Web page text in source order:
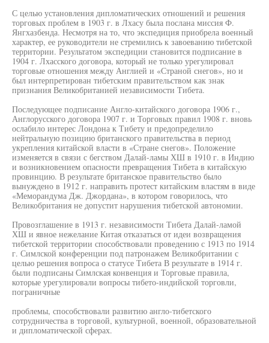
С целью установления дипломатических отношений и решения
торговых проблем в 1903 г. в Лхасу была послана миссия Ф.
Янгхазбенда. Несмотря на то, что экспедиция приобрела военный
характер, ее руководители не стремились к завоеванию тибетской
территории. Результатом экспедиции становится подписание в
1904 г. Лхасского договора, который не только урегулировал
торговые отношения между Англией и «Страной снегов», но и
был интерпретирован тибетским правительством как знак
признания Великобританией независимости Тибета.
Последующее подписание Англо-китайского договора 1906 г.,
Англорусского договора 1907 г. и Торговых правил 1908 г. вновь
ослабило интерес Лондона к Тибету и предопределило
нейтральную позицию британского правительства в период
укрепления китайской власти в «Стране снегов». Положение
изменяется в связи с бегством Далай-ламы ХШ в 1910 г. в Индию
и возникновением опасности превращения Тибета в китайскую
провинцию. В результате британское правительство было
вынуждено в 1912 г. направить протест китайским властям в виде
«Меморандума Дж. Джордана», в котором говорилось, что
Великобритания не допустит нарушения тибетской автономии.
Провозглашение в 1913 г. независимости Тибета Далай-ламой
ХШ и явное нежелание Китая отказаться от идеи возвращения
тибетской территории способствовали проведению с 1913 по 1914
г. Симлской конференции под патронажем Великобритании с
целью решения вопроса о статусе Тибета В результате в 1914 г.
были подписаны Симлская конвенция и Торговые правила,
которые урегулировали вопросы тибето-индийской торговли,
пограничные
проблемы, способствовали развитию англо-тибетского
сотрудничества в торговой, культурной, военной, образовательной
и дипломатической сферах.